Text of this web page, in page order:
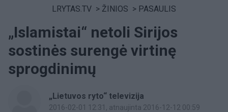
LRYTAS.TV > ŽINIOS > PASAULIS
„Islamistai“ netoli Sirijos
sostinės surengė virtinę
sprogdinimų
„Lietuvos ryto“ televizija
2016-02-01 12:31 , atnaujinta 2016-12-12 00:59